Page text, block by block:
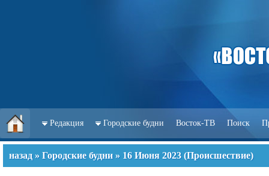
Редакция Городские будни Восток-ТВ Поиск
назад » Городские будни » 16 Июня 2023 (Происшествие)